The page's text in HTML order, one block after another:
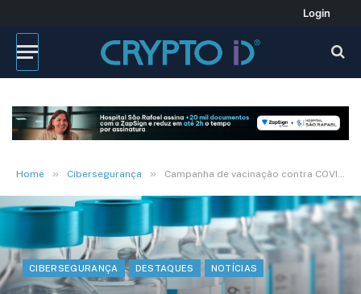
Login
Home » Cibersegurança » Campanha de vacinação contra COVID-19 é alvo de cibercriminosos diz Kaspersky
CIBERSEGURANÇA DESTAQUES NOTÍCIAS